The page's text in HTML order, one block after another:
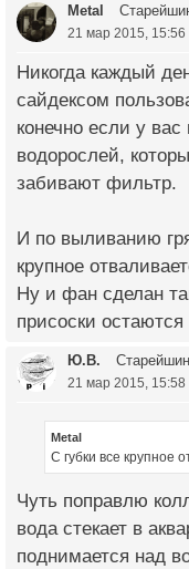
Metal
21 мар 2015, 15:56
Никогда каждый
сайдексом
конечно если у
водорослей,
забивают фильтр.
И по выливанию
крупное
Ну и фан сделан
присоски
Ю.В.
21 мар 2015, 15:58
Metal
С губки все крупное
Чуть поправлю
вода стекает в
поднимается над